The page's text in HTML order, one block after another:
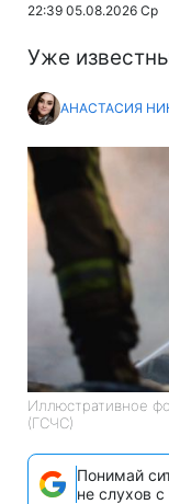
22:39 05.08.2026 Ср
Уже
АНАСТАСИЯ
Иллюстративное
(ГСЧС)
Понимай
не слухов с